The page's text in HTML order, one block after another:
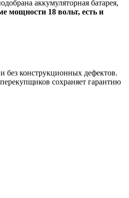
аккумуляторная батарея,
мощности 18 вольт, есть и
без конструкционных дефектов.
сохраняет гарантию